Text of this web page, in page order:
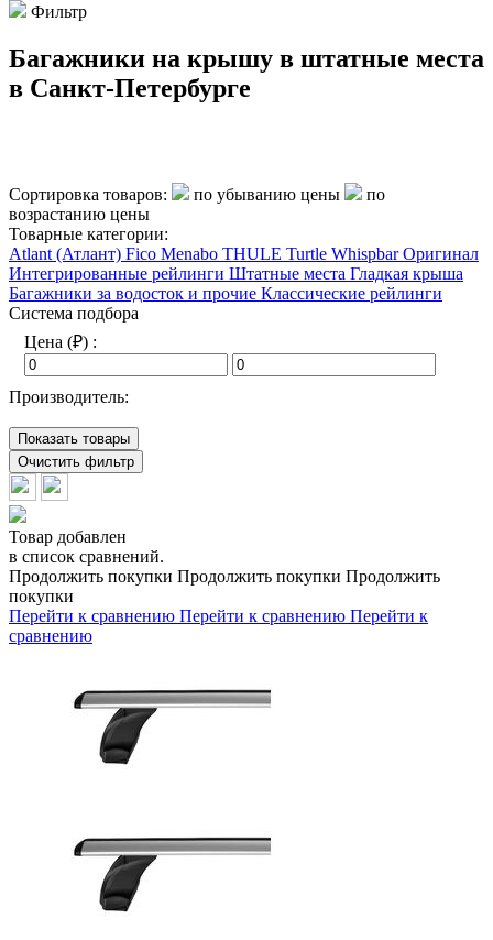
Фильтр
Багажники на крышу в штатные места
в Санкт-Петербурге
Сортировка товаров: по убыванию цены
по
возрастанию цены
Товарные категории:
Atlant (Атлант) Fico Menabo THULE Turtle WhispbarОригинал
Интегрированные рейлинги Штатные места Гладкая крыша
Багажники за водосток и прочие Классические рейлинги
Система подбора
Цена (₽) :
Производитель:
Показать товары
Очистить фильтр
Товар добавлен
в список сравнений.
Продолжить покупки Продолжить покупки Продолжить
покупки
Перейти к сравнению Перейти к сравнению Перейти к
сравнению